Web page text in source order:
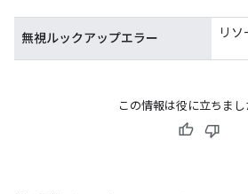
無視ルックアップエラー リ
この情報は役に立ちまし